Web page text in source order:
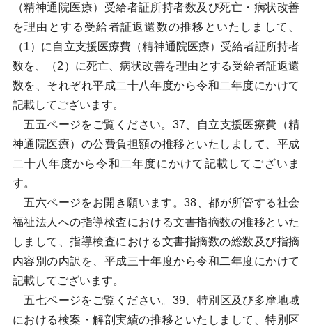
（精神通院医療）受給者証所持者数及び死亡・病状改善
を理由とする受給者証返還数の推移といたしまして、
（1）に自立支援医療費（精神通院医療）受給者証所持者
数を、（2）に死亡、病状改善を理由とする受給者証返還
数を、それぞれ平成二十八年度から令和二年度にかけて
記載してございます。
五五ページをご覧ください。37、自立支援医療費（精
神通院医療）の公費負担額の推移といたしまして、平成
二十八年度から令和二年度にかけて記載してございま
す。
五六ページをお開き願います。38、都が所管する社会
福祉法人への指導検査における文書指摘数の推移といた
しまして、指導検査における文書指摘数の総数及び指摘
内容別の内訳を、平成三十年度から令和二年度にかけて
記載してございます。
五七ページをご覧ください。39、特別区及び多摩地域
における検案・解剖実績の推移といたしまして、特別区